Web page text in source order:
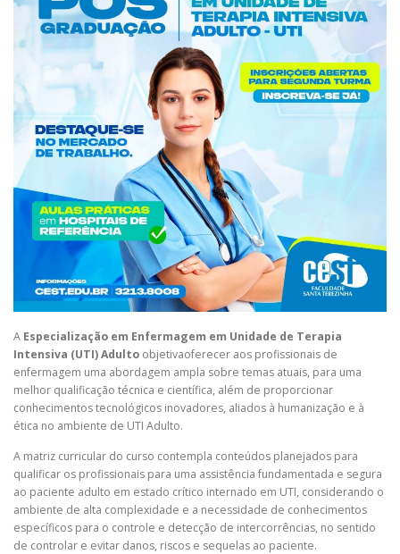
A Especialização em Enfermagem em Unidade de Terapia
Intensiva (UTI) Adulto objetivaoferecer aos profissionais de
enfermagem uma abordagem ampla sobre temas atuais, para uma
melhor qualificação técnica e científica, além de proporcionar
conhecimentos tecnológicos inovadores, aliados à humanização e à
ética no ambiente de UTI Adulto.
A matriz curricular do curso contempla conteúdos planejados para
qualificar os profissionais para uma assistência fundamentada e segura
ao paciente adulto em estado crítico internado em UTI, considerando o
ambiente de alta complexidade e a necessidade de conhecimentos
específicos para o controle e detecção de intercorrências, no sentido
de controlar e evitar danos, riscos e sequelas ao paciente.